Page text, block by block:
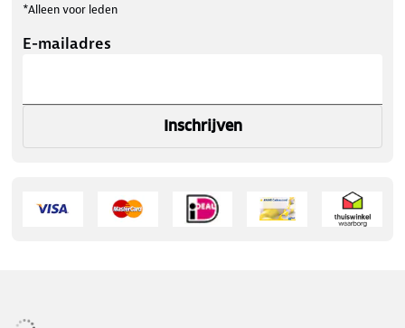
*Alleen voor leden
E-mailadres
Inschrijven